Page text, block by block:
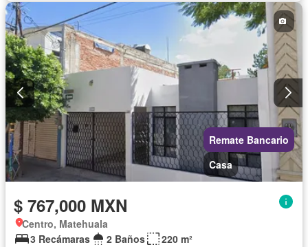
Jardín
Recámara con closet
Televisión por cable
Terraza
Wifi
Remate Bancario
Casa
$ 767,000 MXN
Centro, Matehuala
3 Recámaras
2 Baños
220 m²